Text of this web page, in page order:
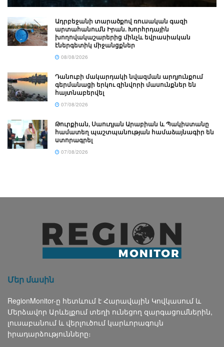
Ադրբեջանի տարածքով ռուսական գազի
արտահանումն Իրան. Խորհրդային
խողովակաշարերից մինչև եվրասիական
էներգետիկ միջանցքներ
08/08/2026
Դանուբի մակարդակի նվազման արդյունքում
գերմանացի երկու զինվորի մասունքներ են
հայտնաբերվել
07/08/2026
Թուրքիան, Սաուդյան Արաբիան և Պակիստանը
համատեղ պաշտպանության համաձայնագիր են
ստորագրել
07/08/2026
Մեր մասին
RegionMonitor-ը հետևում է Հարավային Կովկասում և
Մերձավոր Արևելքում տեղի ունեցող զարգացումներին,
լուսաբանում և վերլուծում կարևորագույն
իրադարձությունները։